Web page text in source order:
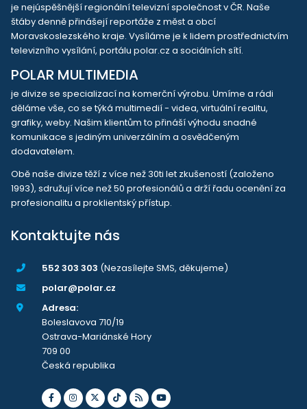
je nejúspěšnější regionální televizní společnost v ČR. Naše
štáby denně přinášejí reportáže z měst a obcí
Moravskoslezského kraje. Vysíláme je k lidem prostřednictvím
televizního vysílání, portálu polar.cz a sociálních sítí.
POLAR MULTIMEDIA
je divize se specializací na komerční výrobu. Umíme a rádi
děláme vše, co se týká multimedií - videa, virtuální realitu,
grafiky, weby. Našim klientům to přináší výhodu snadné
komunikace s jediným univerzálním a osvědčeným
dodavatelem.
Obě naše divize těží z více než 30ti let zkušeností (založeno
1993), sdružují více než 50 profesionálů a drží řadu ocenění za
profesionalitu a proklientský přístup.
Kontaktujte nás
552 303 303 (Nezasílejte SMS, děkujeme)
polar@polar.cz
Adresa:
Boleslavova 710/19
Ostrava-Mariánské Hory
709 00
Česká republika